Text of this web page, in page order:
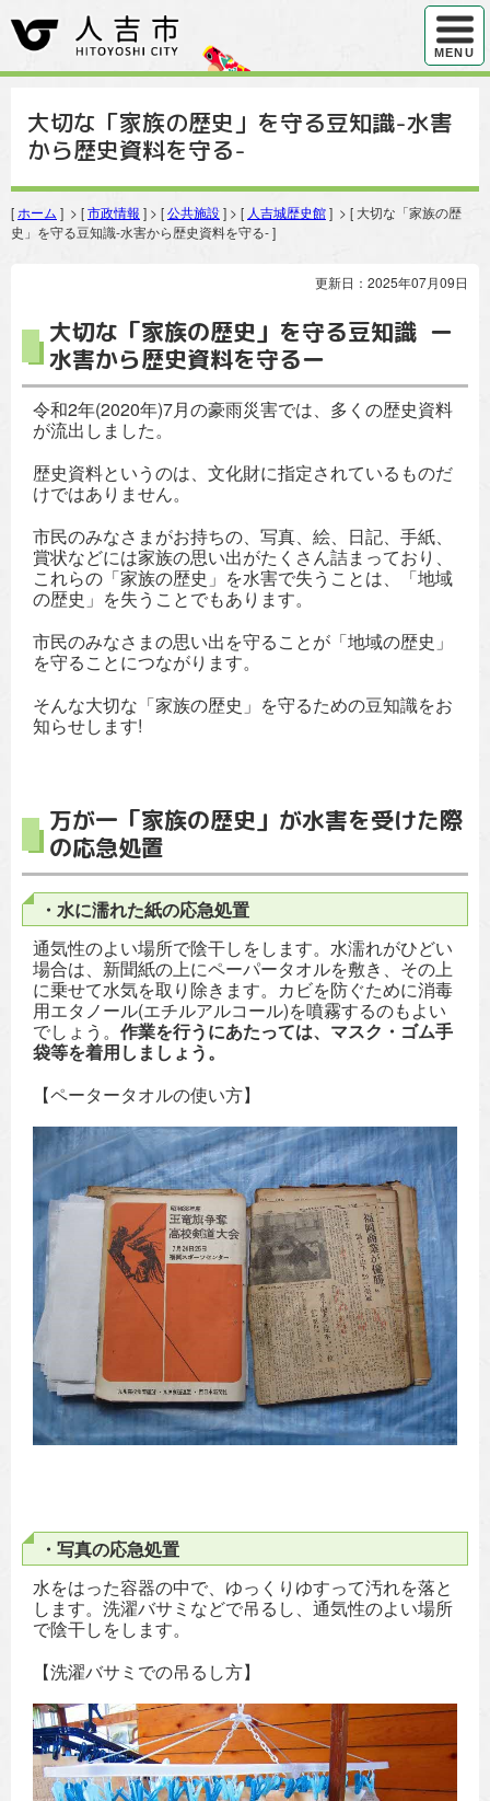
ハンバ
MENU
大切な「家族の歴史」を守る豆知識-水害
から歴史資料を守る-
[ ホーム ] > [市政情報 ] > [公共施設] > [ 人吉城歴史館] > [ 大切な「家族の歴
史」を守る豆知識-水害から歴史資料を守る- ]
更新日：2025年07月09日
大切な「家族の歴史」を守る豆知識 ー
水害から歴史資料を守るー
令和2年(2020年)7月の豪雨災害では、多くの歴史資料
が流出しました。
歴史資料というのは、文化財に指定されているものだ
けではありません。
市民のみなさまがお持ちの、写真、絵、日記、手紙、
賞状などには家族の思い出がたくさん詰まっており、
これらの「家族の歴史」を水害で失うことは、「地域
の歴史」を失うことでもあります。
市民のみなさまの思い出を守ることが「地域の歴史」
を守ることにつながります。
そんな大切な「家族の歴史」を守るための豆知識をお
知らせします!
万が一「家族の歴史」が水害を受けた際
の応急処置
・水に濡れた紙の応急処置
通気性のよい場所で陰干しをします。水濡れがひどい
場合は、新聞紙の上にペーパータオルを敷き、その上
に乗せて水気を取り除きます。カビを防ぐために消毒
用エタノール(エチルアルコール)を噴霧するのもよい
でしょう。 作業を行うにあたっては、マスク・ゴム手
袋等を着用しましょう。
【ペータータオルの使い方】
・写真の応急処置
水をはった容器の中で、ゆっくりゆすって汚れを落と
します。洗濯バサミなどで吊るし、通気性のよい場所
で陰干しをします。
【洗濯バサミでの吊るし方】